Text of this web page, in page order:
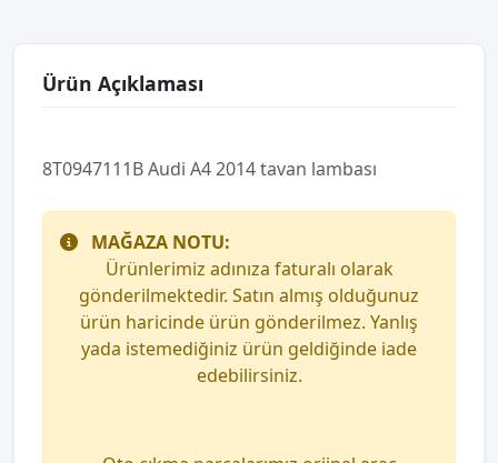
Ürün Açıklaması
8T0947111B Audi A4 2014 tavan lambası
MAĞAZA NOTU:
Ürünlerimiz adınıza faturalı olarak
gönderilmektedir. Satın almış olduğunuz
ürün haricinde ürün gönderilmez. Yanlış
yada istemediğiniz ürün geldiğinde iade
edebilirsiniz.